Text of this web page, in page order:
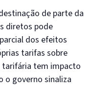
de parte da
diretos pode
dos efeitos
tarifas sobre
tarifária tem impacto
o governo sinaliza